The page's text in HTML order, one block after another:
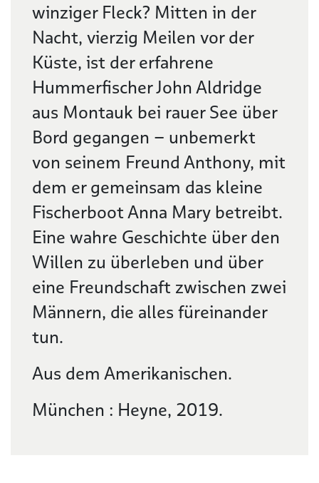
winziger Fleck? Mitten in der
Nacht, vierzig Meilen vor der
Küste, ist der erfahrene
Hummerfischer John Aldridge
aus Montauk bei rauer See über
Bord gegangen – unbemerkt
von seinem Freund Anthony, mit
dem er gemeinsam das kleine
Fischerboot Anna Mary betreibt.
Eine wahre Geschichte über den
Willen zu überleben und über
eine Freundschaft zwischen zwei
Männern, die alles füreinander
tun.
Aus dem Amerikanischen.
München : Heyne, 2019.